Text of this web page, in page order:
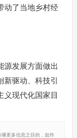
动了当地乡村经
源发展方面做出
驱动、科技引
义现代化国家目
更多信息之目的，如作